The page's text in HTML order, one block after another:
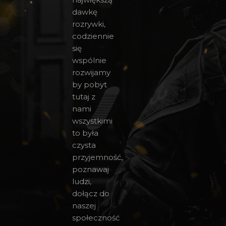
dawkę
rozrywki,
codziennie
się
wspólnie
rozwijamy
by pobyt
tutaj z
nami
wszystkimi
to była
czysta
przyjemność,
poznawaj
ludzi,
dołącz do
naszej
społeczność